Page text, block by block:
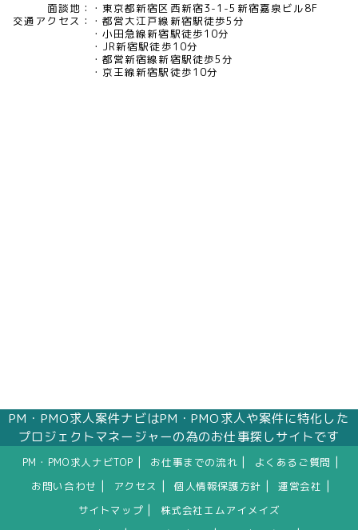
4.個人情報の開示等について
当社は、お客様本人から保有個人データについて利
用目的の通知、開示、内容の訂正・追加・削除、利
面談地：
東京都新宿区西新宿3-1-5新宿嘉泉ビル8F
交通アクセス：
都営大江戸線新宿駅徒歩5分
小田急線新宿駅徒歩10分
JR新宿駅徒歩10分
都営新宿線新宿駅徒歩5分
京王線新宿駅徒歩10分
PM・PMO求人案件ナビはPM・PMO求人や案件に特化した
プロジェクトマネージャーの為のお仕事探しサイトです
PM・PMO求人ナビTOP お仕事までの流れ よくあるご質問
お問い合わせ アクセス 個人情報保護方針 運営会社
サイトマップ
株式会社エムアイメイズ